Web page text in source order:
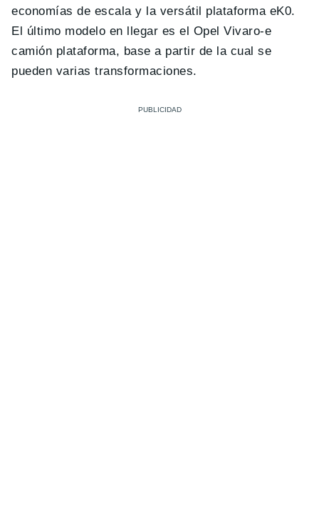
economías de escala y la versátil plataforma eK0.
El último modelo en llegar es el Opel Vivaro-e
camión plataforma, base a partir de la cual se
pueden varias transformaciones.